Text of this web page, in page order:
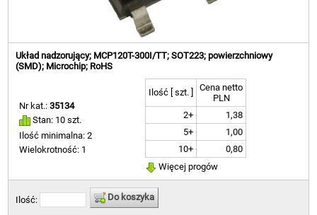
Układ nadzorujący; MCP120T-300I/TT; SOT223; powierzchniowy
(SMD); Microchip; RoHS
Nr kat.:35134
Stan: 10 szt.
Ilość minimalna: 2
Wielokrotność: 1
Ilość [ szt. ]
Cena netto
PLN
2+
1,38
5+
1,00
10+
0,80
Więcej progów
Ilość: Do koszyka